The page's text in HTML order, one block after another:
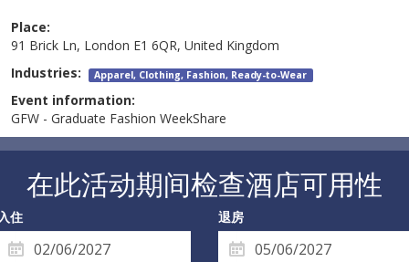
Place:
91 Brick Ln, London E1 6QR, United Kingdom
Industries: Apparel, Clothing, Fashion, Ready-to-Wear
Event information:
GFW - Graduate Fashion WeekShare
在此活动期间检查酒店可用性
住 退房